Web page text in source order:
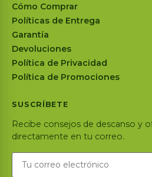
Cómo Comprar
Políticas de Entrega
Garantía
Devoluciones
Política de Privacidad
Política de Promociones
SUSCRÍBETE
Recibe consejos de descanso y
directamente en tu correo.